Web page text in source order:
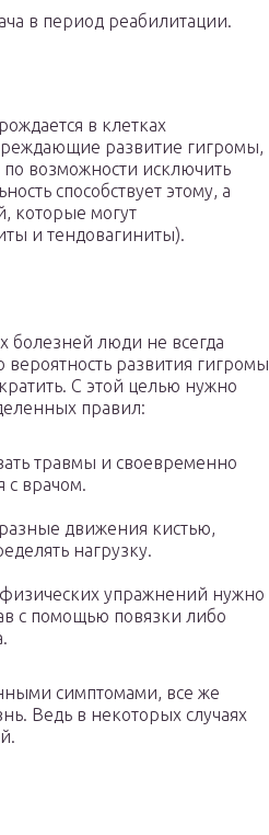
в период реабилитации.
в клетках
развитие гигромы,
возможности исключить
способствует этому, а
которые могут
и тендовагиниты).
болезней люди не всегда
вероятность развития гигромы
С этой целью нужно
правил:
травмы и своевременно
с врачом.
движения кистью,
нагрузку.
упражнений нужно
с помощью повязки либо
симптомами, все же
Ведь в некоторых случаях